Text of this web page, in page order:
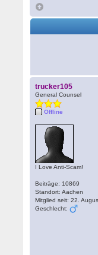
trucker105
General Counsel
Offline
I Love Anti-Scam!
Beiträge: 10869
Standort: Aachen
Mitglied seit: 22.
Geschlecht: